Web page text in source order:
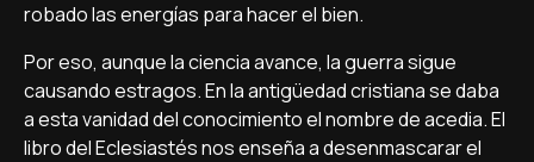
robado las energías para hacer el bien.
Por eso, aunque la ciencia avance, la guerra sigue
causando estragos. En la antigüedad cristiana se daba
a esta vanidad del conocimiento el nombre de acedia. El
libro del Eclesiastés nos enseña a desenmascarar el